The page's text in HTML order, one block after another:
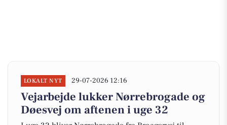
LOKALT NYT 29-07-2026 12:16
Vejarbejde lukker Nørrebrogade og
Døesvej om aftenen i uge 32